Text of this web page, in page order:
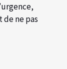
de ne pas